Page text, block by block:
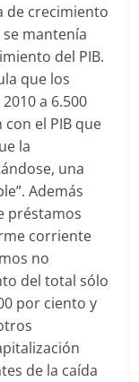
de crecimiento
mantenía
del PIB.
que los
a 6.500
el PIB que
la
una
Además
préstamos
corriente
no
del total sólo
por ciento y
de la caída